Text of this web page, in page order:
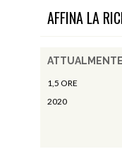
AFFINA LA
1,5 ORE
2020